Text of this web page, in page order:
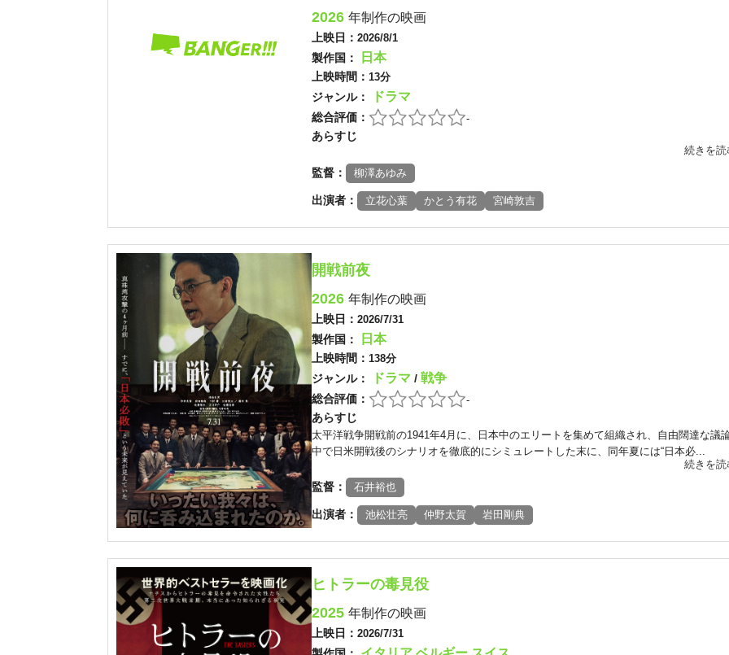
2026 年制作の映画
上映日： 2026/8/1
製作国： 日本
上映時間： 13分
ジャンル： ドラマ
総合評価： -
あらすじ
続きを読
監督： 柳澤あゆみ
出演者： 立花心葉 かとう有花 宮崎敦吉
開戦前夜
2026 年制作の映画
上映日： 2026/7/31
製作国： 日本
上映時間： 138分
ジャンル： ドラマ / 戦争
総合評価： -
あらすじ
太平洋戦争開戦前の1941年4月に、日本中のエリートを集めて組織され、自由闊達な議
中で日米開戦後のシナリオを徹底的にシミュレートした末に、同年夏には“日本必...
続きを読
監督： 石井裕也
出演者： 池松壮亮 仲野太賀 岩田剛典
ヒトラーの毒見役
2025 年制作の映画
上映日： 2026/7/31